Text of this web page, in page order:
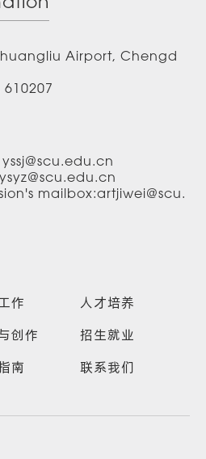
Airport, Chengd
mailbox:artjiwei@scu.
作
人才培养
创作
招生就业
南 联系我们